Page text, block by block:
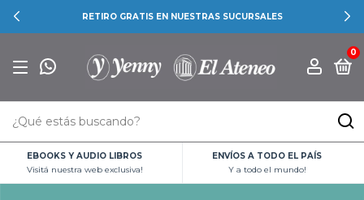
RETIRO GRATIS EN NUESTRAS SUCURSALES
0
EBOOKS Y AUDIO LIBROS
Visitá nuestra web exclusiva!
ENVÍOS A TODO EL PAÍS
Y a todo el mundo!